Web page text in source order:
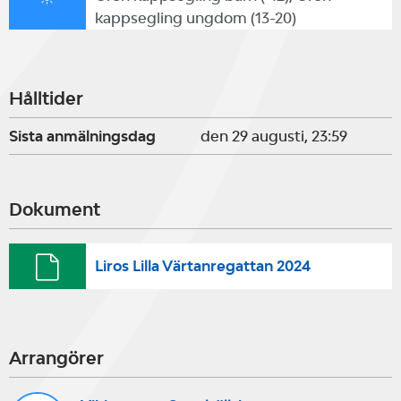
träningsgrupp och som inte
eller rikskval. Förkunskaper:
Seglarna behöver kunna starta och
Syfte
Målsättningen är att ge seglare
tidigare en bra introduktion och
förberedelse till Stockholm Cup.
kappsegling ungdom (13-20)
Hålltider
Sista anmälningsdag den 29 augusti, 23:59
Dokument
Liros Lilla Värtanregattan 2024
Arrangörer